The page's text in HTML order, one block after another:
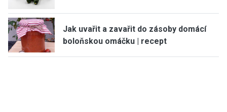
Jak uvařit a zavařit do zásoby domácí
boloňskou omáčku | recept